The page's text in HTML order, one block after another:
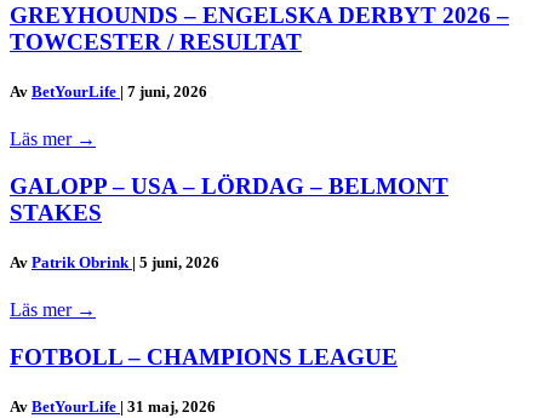
GREYHOUNDS – ENGELSKA DERBYT 2026 –
TOWCESTER / RESULTAT
Av BetYourLife | 7 juni, 2026
Läs mer →
GALOPP – USA – LÖRDAG – BELMONT
STAKES
Av Patrik Obrink | 5 juni, 2026
Läs mer →
FOTBOLL – CHAMPIONS LEAGUE
Av BetYourLife | 31 maj, 2026